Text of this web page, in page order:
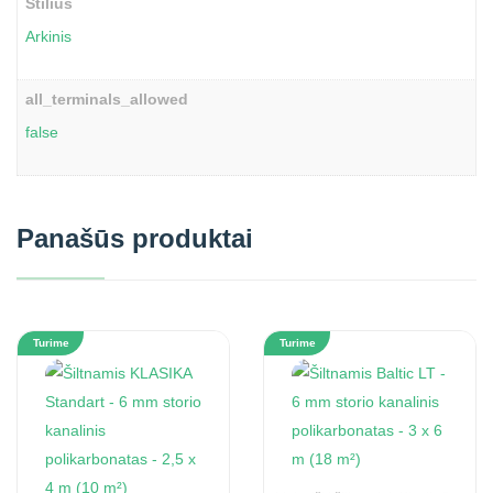
Arkinis
all_terminals_allowed
false
Panašūs produktai
Turime Turime